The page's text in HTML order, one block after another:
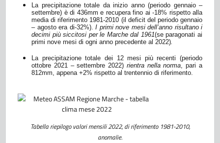
La precipitazione totale da inizio anno (periodo gennaio –
settembre) è di 436mm e recupera fino ai -18% rispetto alla
media di riferimento 1981-2010 (il deficit del periodo gennaio
– agosto era di-32%). I primi nove mesi dell’anno risultano i
decimi più siccitosi per le Marche dal 1961(se paragonati ai
primi nove mesi di ogni anno precedente al 2022).
La precipitazione totale dei 12 mesi più recenti (periodo
ottobre 2021 –settembre2022) rientra nella norma, pari a
812mm, appena +2% rispetto al trentennio di riferimento.
Tabella riepilogo valori mensili 2022, di riferimento 1981-2010,
anomalie.